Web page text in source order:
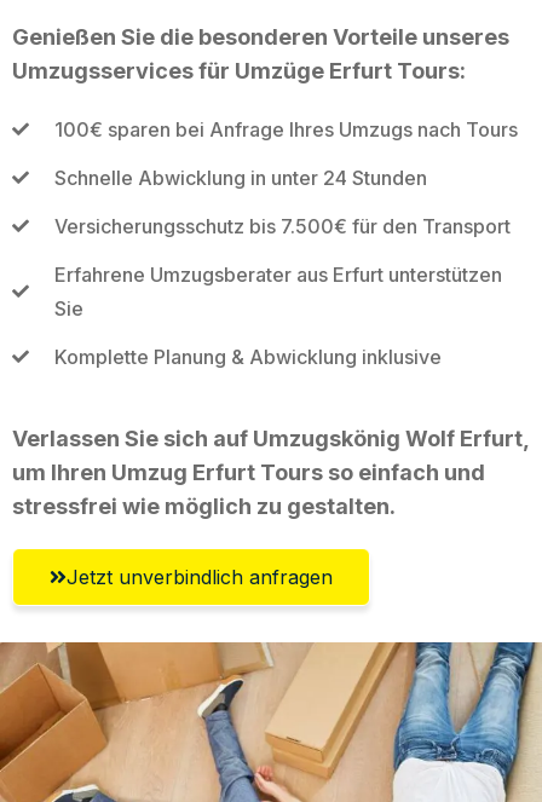
Genießen Sie die besonderen Vorteile unseres
Umzugsservices für Umzüge Erfurt Tours:
100€ sparen bei Anfrage Ihres Umzugs nach Tours
Schnelle Abwicklung in unter 24 Stunden
Versicherungsschutz bis 7.500€ für den Transport
Erfahrene Umzugsberater aus Erfurt unterstützen
Sie
Komplette Planung & Abwicklung inklusive
Verlassen Sie sich auf Umzugskönig Wolf Erfurt,
um Ihren Umzug Erfurt Tours so einfach und
stressfrei wie möglich zu gestalten.
Jetzt unverbindlich anfragen